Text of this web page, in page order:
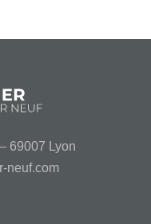
69007 Lyon
neuf.com